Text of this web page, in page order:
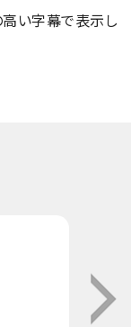
い字幕で表示し